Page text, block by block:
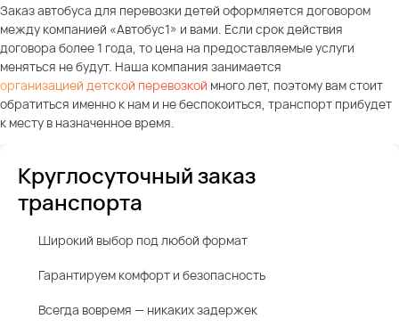
Заказ автобуса для перевозки детей оформляется договором
между компанией «Автобус1» и вами. Если срок действия
договора более 1 года, то цена на предоставляемые услуги
меняться не будут. Наша компания занимается
организацией детской перевозкой много лет, поэтому вам стоит
обратиться именно к нам и не беспокоиться, транспорт прибудет
к месту в назначенное время.
Круглосуточный заказ
транспорта
Широкий выбор под любой формат
Гарантируем комфорт и безопасность
Всегда вовремя — никаких задержек